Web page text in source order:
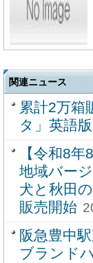
関連ニュース
累計2万
タ」英語
【令和8
地域バー
犬と秋田
販売開始
阪急豊中
ブランド